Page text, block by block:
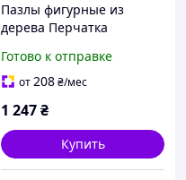
Пазлы фигурные из
дерева Перчатка
элементов Trefl
Готово к отправке
от208₴/мес
1 247₴
Купить